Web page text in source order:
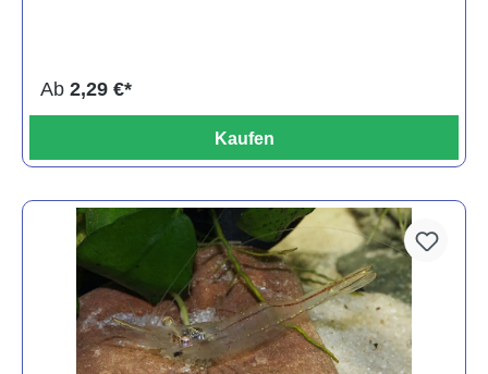
Ab 2,29 €*
Kaufen